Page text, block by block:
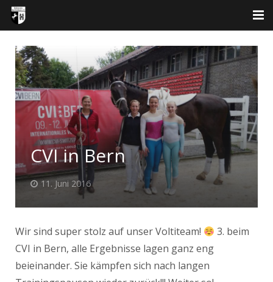
Aktuelles
Angebot
Verein
Galerie
KontaktCVI in Bern
11. Juni 2016
Wir sind super stolz auf unser Voltiteam!
3. beim
CVI in Bern, alle Ergebnisse lagen ganz eng
beieinander. Sie kämpfen sich nach langen